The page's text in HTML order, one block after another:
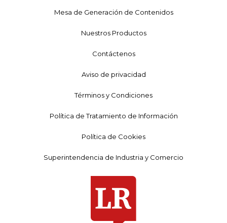
Mesa de Generación de Contenidos
Nuestros Productos
Contáctenos
Aviso de privacidad
Términos y Condiciones
Política de Tratamiento de Información
Política de Cookies
Superintendencia de Industria y Comercio